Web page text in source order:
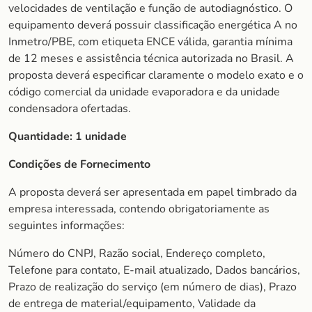
velocidades de ventilação e função de autodiagnóstico. O
equipamento deverá possuir classificação energética A no
Inmetro/PBE, com etiqueta ENCE válida, garantia mínima
de 12 meses e assistência técnica autorizada no Brasil. A
proposta deverá especificar claramente o modelo exato e o
código comercial da unidade evaporadora e da unidade
condensadora ofertadas.
Quantidade: 1 unidade
Condições de Fornecimento
A proposta deverá ser apresentada em papel timbrado da
empresa interessada, contendo obrigatoriamente as
seguintes informações:
Número do CNPJ, Razão social, Endereço completo,
Telefone para contato, E-mail atualizado, Dados bancários,
Prazo de realização do serviço (em número de dias), Prazo
de entrega de material/equipamento, Validade da